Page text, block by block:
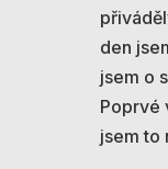
den
jsem o
Poprvé
jsem to